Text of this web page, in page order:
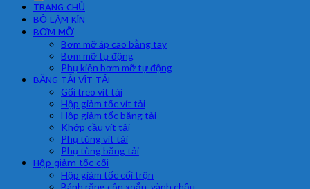
TRANG CHỦ
BỘ LÀM KÍN
BƠM MỠ
Bơm mỡ áp cao bằng tay
Bơm mỡ tự động
Phụ kiện bơm mỡ tự động
BĂNG TẢI VÍT TẢI
Gối treo vít tải
Hộp giảm tốc vít tải
Hộp giảm tốc băng tải
Khớp cầu vít tải
Phụ tùng vít tải
Phụ tùng băng tải
Hộp giảm tốc cối
Hộp giảm tốc cối trộn
Bánh răng côn xoắn, vành chậu